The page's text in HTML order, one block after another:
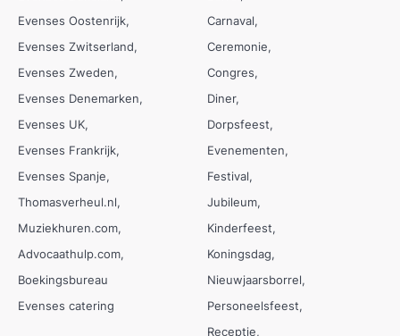
Evenses Oostenrijk
Evenses Zwitserland
Evenses Zweden
Evenses Denemarken
Evenses UK
Evenses Frankrijk
Evenses Spanje
Thomasverheul.nl
Muziekhuren.com
Advocaathulp.com
Boekingsbureau
Evenses catering
Carnaval
Ceremonie
Congres
Diner
Dorpsfeest
Evenementen
Festival
Jubileum
Kinderfeest
Koningsdag
Nieuwjaarsborrel
Personeelsfeest
Receptie